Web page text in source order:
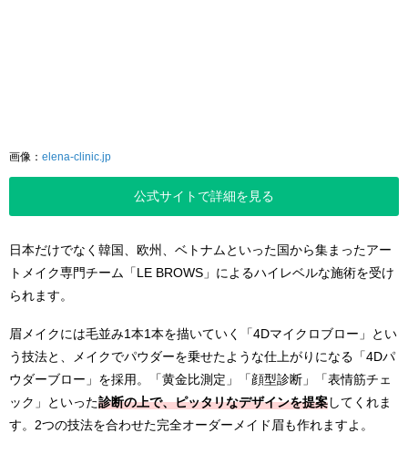
画像： elena-clinic.jp
公式サイトで詳細を見る
日本だけでなく韓国、欧州、ベトナムといった国から集まったアー
トメイク専門チーム「LE BROWS」によるハイレベルな施術を受け
られます。
眉メイクには毛並み1本1本を描いていく「4Dマイクロブロー」とい
う技法と、メイクでパウダーを乗せたような仕上がりになる「4Dパ
ウダーブロー」を採用。「黄金比測定」「顔型診断」「表情筋チェ
ック」といった診断の上で、ピッタリなデザインを提案してくれま
す。2つの技法を合わせた完全オーダーメイド眉も作れますよ。